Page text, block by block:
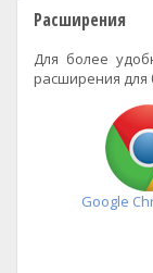
Расширения
Для более
расширения для
Google